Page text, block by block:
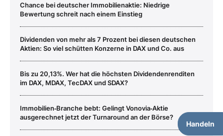
Handeln
Chance bei deutscher Immobilienaktie: Niedrige
Bewertung schreit nach einem Einstieg
Dividenden von mehr als 7 Prozent bei diesen deutschen
Aktien: So viel schütten Konzerne in DAX und Co. aus
Bis zu 20,13%. Wer hat die höchsten Dividendenrenditen
im DAX, MDAX, TecDAX und SDAX?
Immobilien‑Branche bebt: Gelingt Vonovia‑Aktie
ausgerechnet jetzt der Turnaround an der Börse?